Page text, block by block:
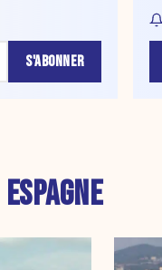
S'ABONNER
ESPAGNE